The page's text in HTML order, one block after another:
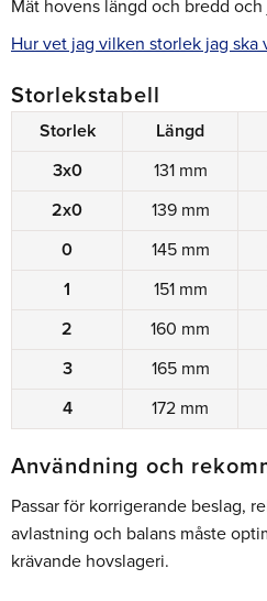
Mät hovens längd och bredd
Hur vet jag vilken storlek jag ska
Storlekstabell
Storlek Längd
3x0
131 mm
2x0
139 mm
0
145 mm
1
151 mm
2
160 mm
3
165 mm
4
172 mm
Användning och
Passar för korrigerande beslag,
avlastning och balans måste
krävande hovslageri.